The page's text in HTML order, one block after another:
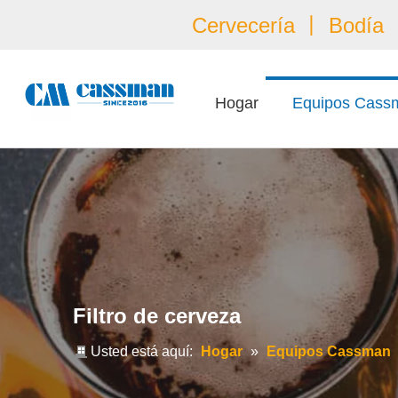
Cervecería 丨 Bodía
Hogar Equipos
Filtro de cerveza
Usted está aquí: Hogar » Equipos Cassman